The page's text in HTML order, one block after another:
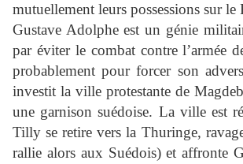
mutuellement leurs possessions sur le
Gustave Adolphe est un génie
par éviter le combat contre l’armée
probablement pour forcer son
investit la ville protestante de
une garnison suédoise. La ville est
Tilly se retire vers la Thuringe,
rallie alors aux Suédois) et affronte